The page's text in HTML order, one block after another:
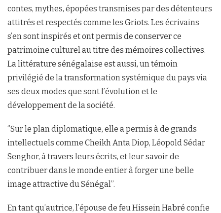
contes, mythes, épopées transmises par des détenteurs
attitrés et respectés comme les Griots. Les écrivains
s’en sont inspirés et ont permis de conserver ce
patrimoine culturel au titre des mémoires collectives.
La littérature sénégalaise est aussi, un témoin
privilégié de la transformation systémique du pays via
ses deux modes que sont l’évolution et le
développement de la société.
‘’Sur le plan diplomatique, elle a permis à de grands
intellectuels comme Cheikh Anta Diop, Léopold Sédar
Senghor, à travers leurs écrits, et leur savoir de
contribuer dans le monde entier à forger une belle
image attractive du Sénégal’’.
En tant qu’autrice, l’épouse de feu Hissein Habré confie